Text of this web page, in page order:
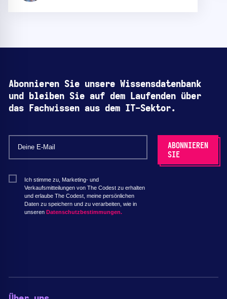
Abonnieren Sie unsere Wissensdatenbank
und bleiben Sie auf dem Laufenden über
das Fachwissen aus dem IT-Sektor.
Ich stimme zu, Marketing- und
Verkaufsmitteilungen von The Codest zu erhalten
und erlaube The Codest, meine persönlichen
Daten zu speichern und zu verarbeiten, wie in
unseren Datenschutzbestimmungen.